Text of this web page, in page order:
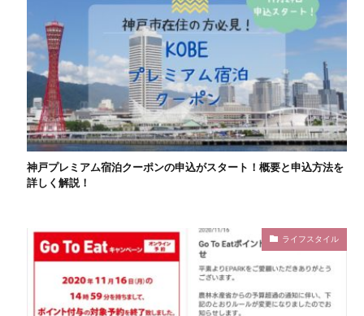
神戸プレミアム宿泊クーポンの申込がスタート！概要と申込方法を
詳しく解説！
ライフスタイル